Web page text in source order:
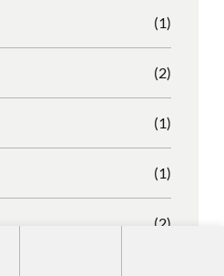
(1)
(2)
(1)
(1)
(2)